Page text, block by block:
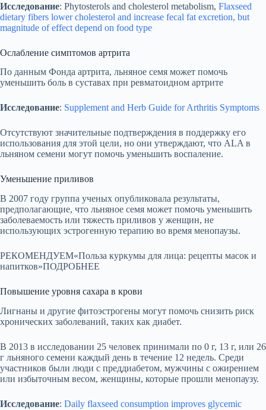
Исследование: Phytosterols and cholesterol metabolism, Flaxseed
dietary fibers lower cholesterol and increase fecal fat excretion, but
magnitude of effect depend on food type
Ослабление симптомов артрита
По данным Фонда артрита, льняное семя может помочь
уменьшить боль в суставах при ревматоидном артрите
Исследование: Supplement and Herb Guide for Arthritis Symptoms
Отсутствуют значительные подтверждения в поддержку его
использования для этой цели, но они утверждают, что ALA в
льняном семени могут помочь уменьшить воспаление.
Уменьшение приливов
В 2007 году группа ученых опубликовала результаты,
предполагающие, что льняное семя может помочь уменьшить
заболеваемость или тяжесть приливов у женщин, не
использующих эстрогенную терапию во время менопаузы.
РЕКОМЕНДУЕМ«Польза куркумы для лица: рецепты масок и
напитков»ПОДРОБНЕЕ
Повышение уровня сахара в крови
Лигнаны и другие фитоэстрогены могут помочь снизить риск
хронических заболеваний, таких как диабет.
В 2013 в исследовании 25 человек принимали по 0 г, 13 г, или 26
г льняного семени каждый день в течение 12 недель. Среди
участников были люди с преддиабетом, мужчины с ожирением
или избыточным весом, женщины, которые прошли менопаузу.
Исследование: Daily flaxseed consumption improves glycemic